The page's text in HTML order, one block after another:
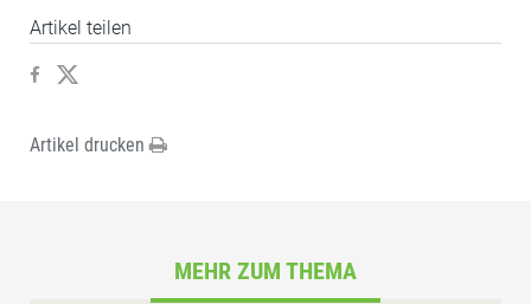
Artikel teilen
Artikel drucken
MEHR ZUM THEMA